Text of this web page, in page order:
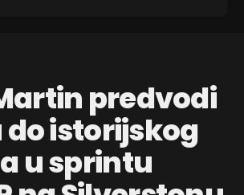
predvodi
istorijskog
u sprintu